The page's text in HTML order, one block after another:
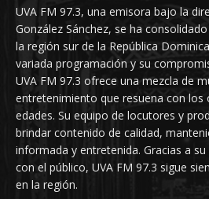
UVA FM 97.3, una emisora bajo la
González Sánchez, se ha
la región sur de la República
variada programación y su
UVA FM 97.3 ofrece una mezcla de
entretenimiento que resuena con los
edades. Su equipo de locutores y
brindar contenido de calidad,
informada y entretenida. Gracias a
con el público, UVA FM 97.3 sigue
en la región.